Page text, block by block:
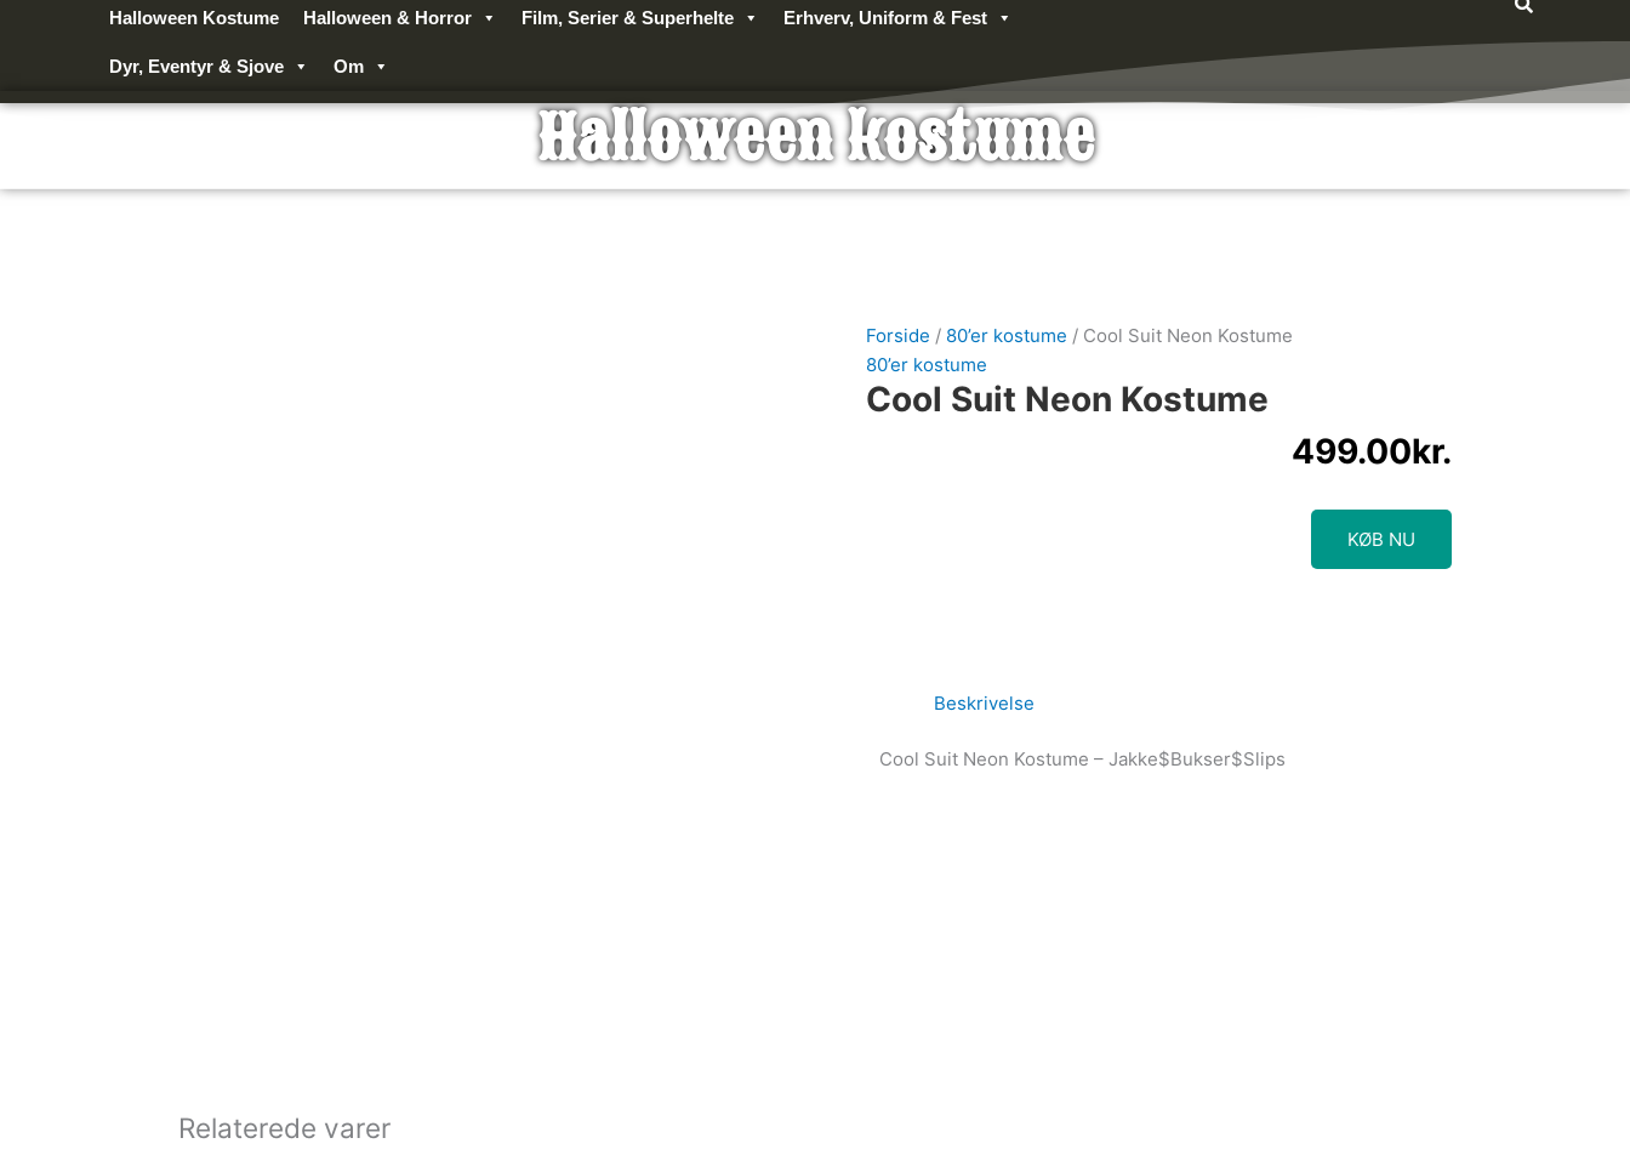
Halloween Kostume Halloween & Horror Film, Serier & Superhelte Erhverv, Uniform & Fest
Dyr, Eventyr & Sjove Om
Halloween kostume
Forside / 80’er kostume / Cool Suit Neon Kostume
80’er kostume
Cool Suit Neon Kostume
499.00kr.
KØB NU
Beskrivelse
Cool Suit Neon Kostume – Jakke$Bukser$Slips
Relaterede varer